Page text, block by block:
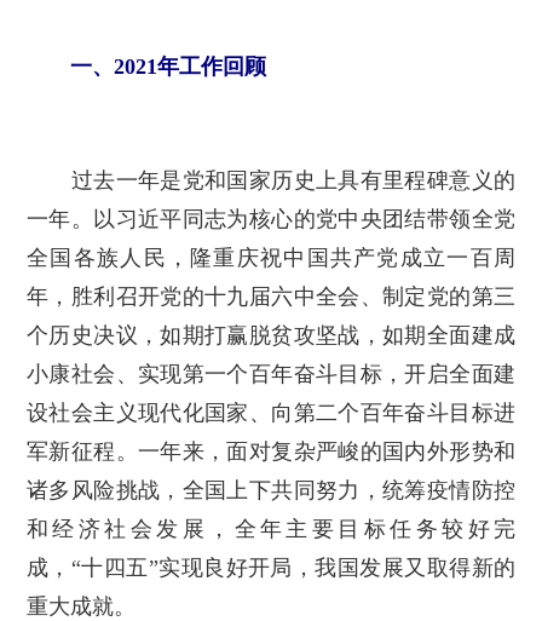
一、2021年工作回顾
过去一年是党和国家历史上具有里程碑意义的
一年。以习近平同志为核心的党中央团结带领全党
全国各族人民，隆重庆祝中国共产党成立一百周
年，胜利召开党的十九届六中全会、制定党的第三
个历史决议，如期打赢脱贫攻坚战，如期全面建成
小康社会、实现第一个百年奋斗目标，开启全面建
设社会主义现代化国家、向第二个百年奋斗目标进
军新征程。一年来，面对复杂严峻的国内外形势和
诸多风险挑战，全国上下共同努力，统筹疫情防控
和经济社会发展，全年主要目标任务较好完
成，“十四五”实现良好开局，我国发展又取得新的
重大成就。